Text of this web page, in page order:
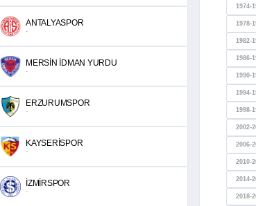
ANTALYASPOR
-
MERSİN İDMAN YURDU
-
ERZURUMSPOR
-
KAYSERİSPOR
-
İZMİRSPOR
-
1974-
1978-
1982-
1986-
1990-
1994-
1998-
2002-
2006-
2010-
2014-
2018-